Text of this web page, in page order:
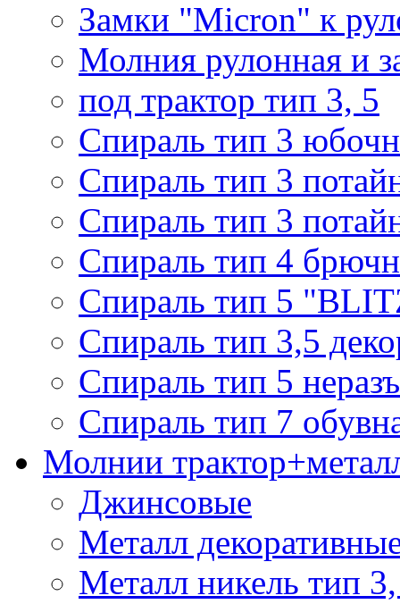
Замки "Micron" к
Молния рулонная и
под трактор тип 3, 5
Спираль тип 3
Спираль тип 3
Спираль тип 3
Спираль тип 4
Спираль тип 5
Спираль тип 3,5
Спираль тип 5
Спираль тип 7
Молнии
Джинсовые
Металл
Металл никель тип